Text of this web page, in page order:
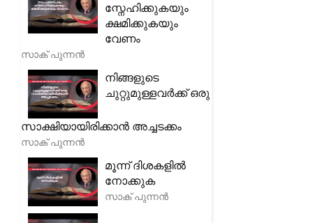
സ്നേഹിക്കുകയും
ക്ഷമിക്കുകയും
വേണം
സാക് പുന്നൻ
നിങ്ങളുടെ
ചുറ്റുമുള്ളവർക്ക് ഒരു
സാക്ഷിയായിരിക്കാൻ അച്ചടക്കം
സാക് പുന്നൻ
മൂന്ന് ദിശകളിൽ
നോക്കുക
സാക് പുന്നൻ